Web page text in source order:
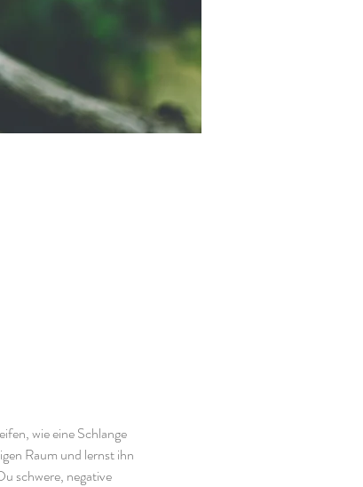
wie eine Schlange
Raum und lernst ihn
schwere, negative